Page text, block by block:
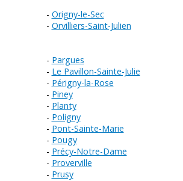
Origny-le-Sec
Orvilliers-Saint-Julien
Pargues
Le Pavillon-Sainte-Julie
Périgny-la-Rose
Piney
Planty
Poligny
Pont-Sainte-Marie
Pougy
Précy-Notre-Dame
Proverville
Prusy